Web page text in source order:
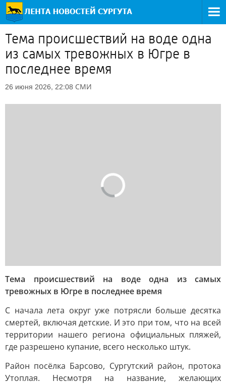
Тема происшествий на воде одна
из самых тревожных в Югре в
последнее время
26 июня 2026, 22:08 СМИ
Тема происшествий на воде одна из самых
тревожных в Югре в последнее время
С начала лета округ уже потрясли больше десятка
смертей, включая детские. И это при том, что на всей
территории нашего региона официальных пляжей,
где разрешено купание, всего несколько штук.
Район посёлка Барсово, Сургутский район, протока
Утоплая. Несмотря на название, желающих